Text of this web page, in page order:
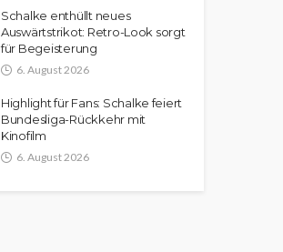
Schalke enthüllt neues
Auswärtstrikot: Retro-Look sorgt
für Begeisterung
6. August 2026
Highlight für Fans: Schalke feiert
Bundesliga-Rückkehr mit
Kinofilm
6. August 2026